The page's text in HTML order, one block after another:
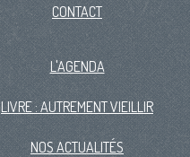
CONTACT
L'AGENDA
LIVRE : AUTREMENT VIEILLIR
NOS ACTUALITÉS